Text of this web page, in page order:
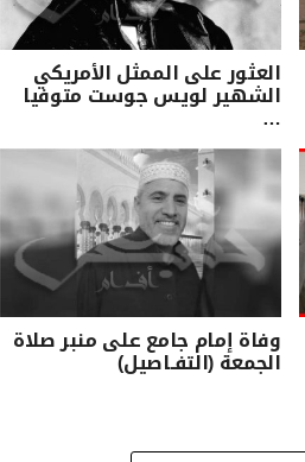
العثور على الممثل الأمريكي
الشهير لويس جوست متوفيا
…
وفاة إمام جامع على منبر صلاة
الجمعة (التفـاصيل)